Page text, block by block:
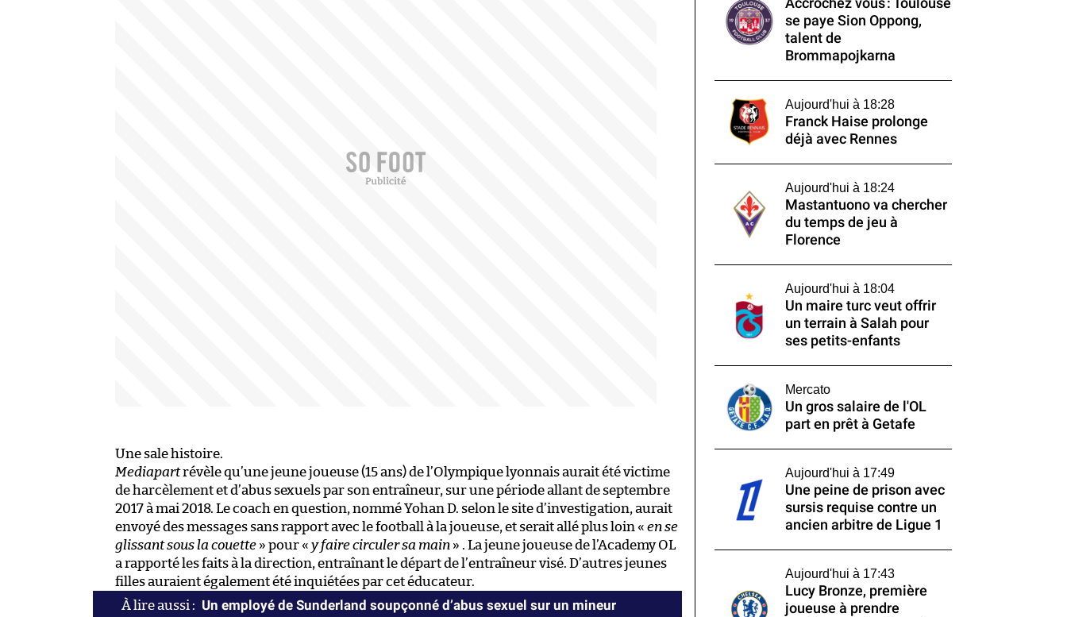
Une sale histoire.
Mediapartrévèle qu’une jeune joueuse (15 ans) de l’Olympique lyonnais aurait été victime
de harcèlement et d’abus sexuels par son entraîneur, sur une période allant de septembre
2017 à mai 2018. Le coach en question, nommé Yohan D. selon le site d’investigation, aurait
envoyé des messages sans rapport avec le football à la joueuse, et serait allé plus loin « en se
glissant sous la couette » pour « y faire circuler sa main » . La jeune joueuse de l’Academy OL
a rapporté les faits à la direction, entraînant le départ de l’entraîneur visé. D’autres jeunes
filles auraient également été inquiétées par cet éducateur.
Un employé de Sunderland soupçonné d’abus sexuel sur un mineur
Accrochez vous : Toulouse
se paye Sion Oppong,
talent de
Brommapojkarna
Aujourd'hui à 18:28
Franck Haise prolonge
déjà avec Rennes
Aujourd'hui à 18:24
Mastantuono va chercher
du temps de jeu à
Florence
Aujourd'hui à 18:04
Un maire turc veut offrir
un terrain à Salah pour
ses petits-enfants
Mercato
Un gros salaire de l'OL
part en prêt à Getafe
Aujourd'hui à 17:49
Une peine de prison avec
sursis requise contre un
ancien arbitre de Ligue 1
Aujourd'hui à 17:43
Lucy Bronze, première
joueuse à prendre